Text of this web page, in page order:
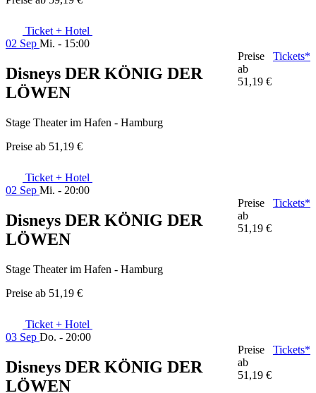
Ticket + Hotel
02 Sep Mi. - 15:00
Disneys DER KÖNIG DER
LÖWEN
Stage Theater im Hafen - Hamburg
Preise ab 51,19 €
Preise
ab
51,19 €
Tickets*
Ticket + Hotel
02 Sep Mi. - 20:00
Disneys DER KÖNIG DER
LÖWEN
Stage Theater im Hafen - Hamburg
Preise ab 51,19 €
Preise
ab
51,19 €
Tickets*
Ticket + Hotel
03 Sep Do. - 20:00
Disneys DER KÖNIG DER
LÖWEN
Preise
ab
51,19 €
Tickets*